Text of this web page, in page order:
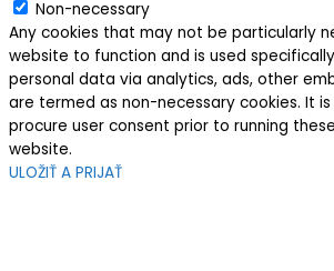
Non-necessary
Any cookies that may not be particularly
website to function and is used
personal data via analytics, ads, other
are termed as non-necessary cookies. It
procure user consent prior to running
website.
ULOŽIŤ A PRIJAŤ